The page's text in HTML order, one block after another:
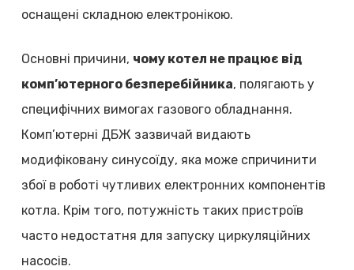
оснащені складною електронікою.
Основні причини, чому котел не працює від
комп’ютерного безперебійника, полягають у
специфічних вимогах газового обладнання.
Комп’ютерні ДБЖ зазвичай видають
модифіковану синусоїду, яка може спричинити
збої в роботі чутливих електронних компонентів
котла. Крім того, потужність таких пристроїв
часто недостатня для запуску циркуляційних
насосів.